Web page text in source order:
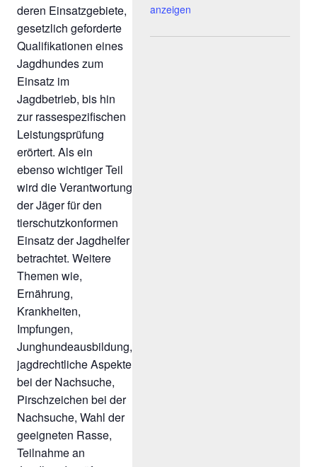
deren Einsatzgebiete,
gesetzlich geforderte
Qualifikationen eines
Jagdhundes zum
Einsatz im
Jagdbetrieb, bis hin
zur rassespezifischen
Leistungsprüfung
erörtert. Als ein
ebenso wichtiger Teil
wird die Verantwortung
der Jäger für den
tierschutzkonformen
Einsatz der Jagdhelfer
betrachtet. Weitere
Themen wie,
Ernährung,
Krankheiten,
Impfungen,
Junghundeausbildung,
jagdrechtliche Aspekte
bei der Nachsuche,
Pirschzeichen bei der
Nachsuche, Wahl der
geeigneten Rasse,
Teilnahme an
anzeigen